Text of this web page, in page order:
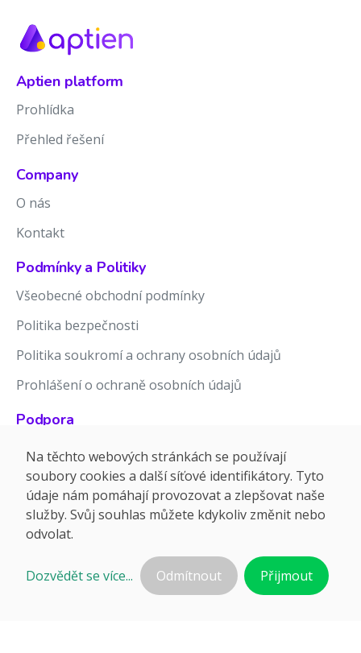
Aptien platform
Prohlídka
Přehled řešení
Company
O nás
Kontakt
Podmínky a Politiky
Všeobecné obchodní podmínky
Politika bezpečnosti
Politika soukromí a ochrany osobních údajů
Prohlášení o ochraně osobních údajů
Podpora
Znalostní báze
Release notes
Na těchto webových stránkách se používají
soubory cookies a další síťové identifikátory. Tyto
údaje nám pomáhají provozovat a zlepšovat naše
služby. Svůj souhlas můžete kdykoliv změnit nebo
odvolat.
Dozvědět se více... Odmítnout Přijmout